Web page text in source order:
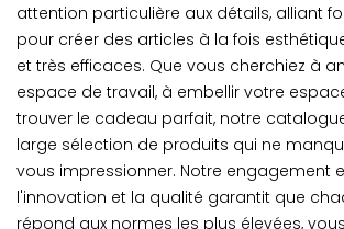
attention particulière aux détails, alliant
pour créer des articles à la fois
et très efficaces. Que vous cherchiez à
espace de travail, à embellir votre
trouver le cadeau parfait, notre
large sélection de produits qui ne
vous impressionner. Notre engagement
l'innovation et la qualité garantit que
répond aux normes les plus élevées,